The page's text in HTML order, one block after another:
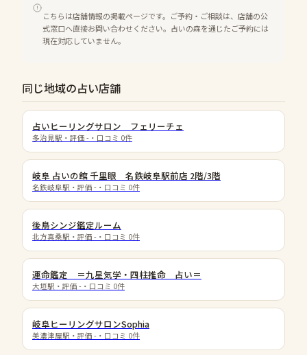
こちらは店舗情報の掲載ページです。ご予約・ご相談は、店舗の公
式窓口へ直接お問い合わせください。占いの森を通じたご予約には
現在対応していません。
同じ地域の占い店舗
占いヒーリングサロン フェリーチェ
多治見駅 ・評価 - ・口コミ 0件
岐阜 占いの館 千里眼 名鉄岐阜駅前店 2階/3階
名鉄岐阜駅 ・評価 - ・口コミ 0件
後鳥シンジ鑑定ルーム
北方真桑駅 ・評価 - ・口コミ 0件
運命鑑定 ＝九星気学・四柱推命 占い＝
大垣駅 ・評価 - ・口コミ 0件
岐阜ヒーリングサロンSophia
美濃津屋駅 ・評価 - ・口コミ 0件